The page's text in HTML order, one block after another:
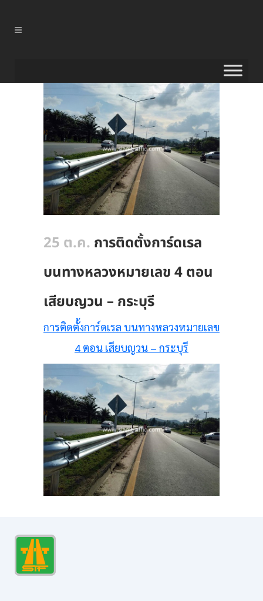
25 ต.ค. การติดตั้งการ์ดเรล
บนทางหลวงหมายเลข 4 ตอน
เสียบญวน – กระบุรี
การติดตั้งการ์ดเรล บนทางหลวงหมายเลข
4 ตอน เสียบญวน – กระบุรี